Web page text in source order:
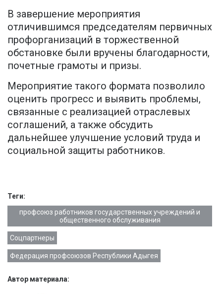
В завершение мероприятия
отличившимся председателям первичных
профорганизаций в торжественной
обстановке были вручены благодарности,
почетные грамоты и призы.
Мероприятие такого формата позволило
оценить прогресс и выявить проблемы,
связанные с реализацией отраслевых
соглашений, а также обсудить
дальнейшее улучшение условий труда и
социальной защиты работников.
Теги:
профсоюз работников государственных учреждений и
общественного обслуживания
Соцпартнеры
Федерация профсоюзов Республики Адыгея
Автор материала: